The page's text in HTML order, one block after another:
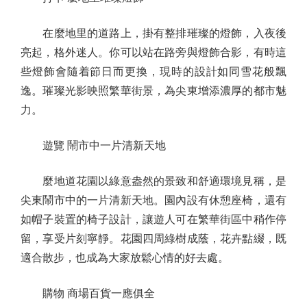
在麼地里的道路上，掛有整排璀璨的燈飾，入夜後
亮起，格外迷人。你可以站在路旁與燈飾合影，有時這
些燈飾會隨着節日而更換，現時的設計如同雪花般飄
逸。璀璨光影映照繁華街景，為尖東增添濃厚的都市魅
力。
遊覽 鬧市中一片清新天地
麼地道花園以綠意盎然的景致和舒適環境見稱，是
尖東鬧市中的一片清新天地。園內設有休憩座椅，還有
如帽子裝置的椅子設計，讓遊人可在繁華街區中稍作停
留，享受片刻寧靜。花園四周綠樹成蔭，花卉點綴，既
適合散步，也成為大家放鬆心情的好去處。
購物 商場百貨一應俱全